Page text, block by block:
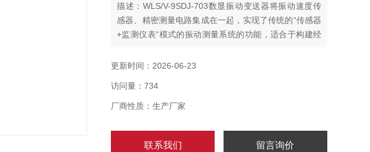
描述：WLS/V-9SDJ-703数显振动变送器将振动速度传
感器、精密测量电路集成在一起，实现了传统的“传感器
+监测仪表“模式的振动测量系统的功能，适合于构建经
PLC或其它系统，是风机、水泵等工厂设备振动测量的
更新时间：2026-06-23
访问量：734
厂商性质：生产厂家
联系我们 留言询价